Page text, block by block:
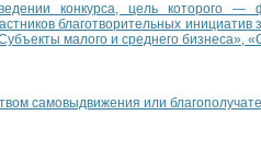
конкурса, цель которого —
благотворительных
малого и среднего бизнеса»,
самовыдвижения или